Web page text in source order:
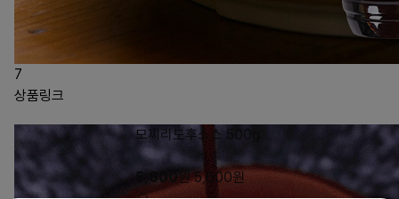
7
상품링크
모찌리도후소스 500g
5,600원 5,600원